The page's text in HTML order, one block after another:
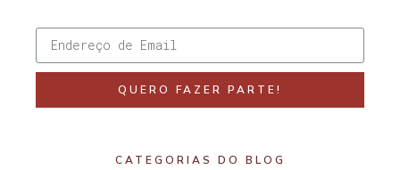
QUERO FAZER PARTE!
CATEGORIAS DO BLOG